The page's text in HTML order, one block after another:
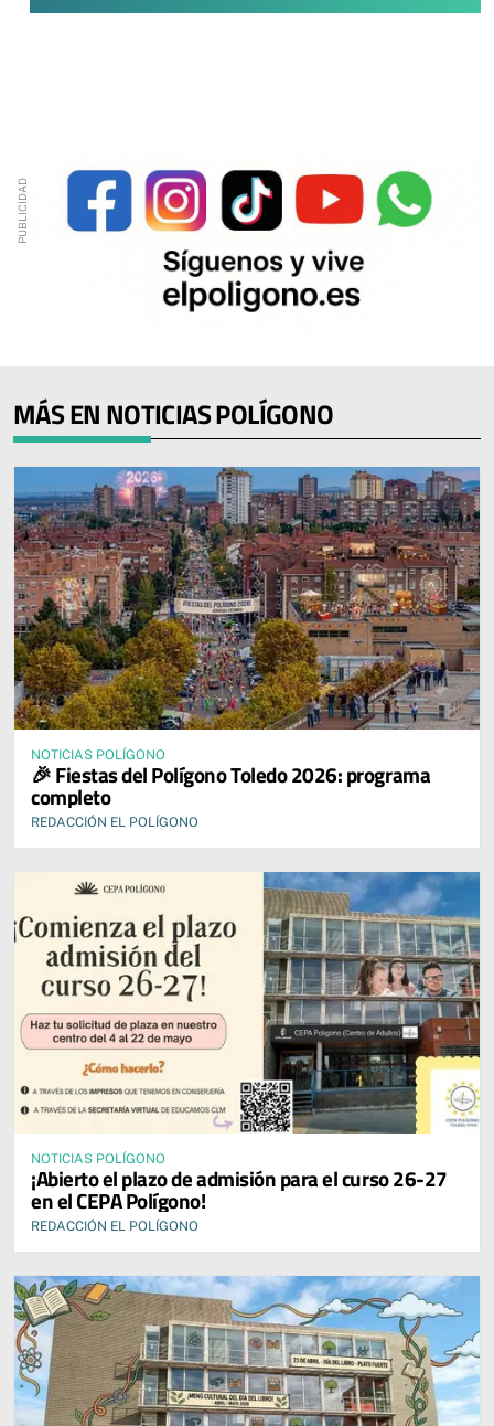
MÁS EN NOTICIAS POLÍGONO
NOTICIAS POLÍGONO
🎉 Fiestas del Polígono Toledo 2026: programa
completo
REDACCIÓN EL POLÍGONO
NOTICIAS POLÍGONO
¡Abierto el plazo de admisión para el curso 26-27
en el CEPA Polígono!
REDACCIÓN EL POLÍGONO